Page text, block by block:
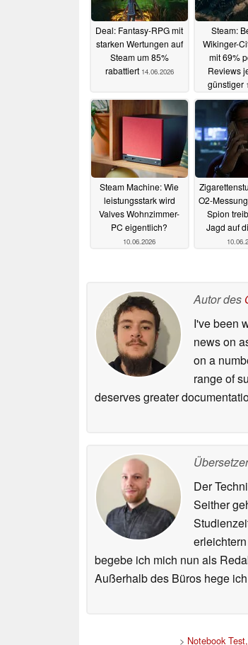
Deal: Fantasy-RPG mit
starken Wertungen auf
Steam um 85%
rabattiert 14.06.2026
Steam:
Wikinger-
mit 69%
Reviews
günstiger
Steam Machine: Wie
leistungsstark wird
Valves Wohnzimmer-
PC eigentlich?
10.06.2026
O2-
Spion
Jagd auf
Autor des
I've been
news on
on a
range of
deserves greater
Der
Seither
begebe ich mich nun als
Außerhalb des Büros hege
> Notebook